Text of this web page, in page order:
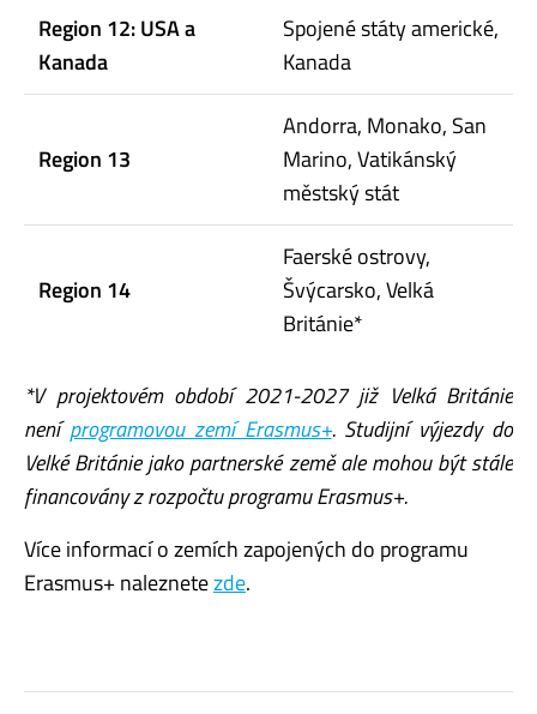
Region 12: USA a
Kanada
Spojené státy americké,
Kanada
Region 13
Andorra, Monako, San
Marino, Vatikánský
městský stát
Region 14
Faerské ostrovy,
Švýcarsko, Velká
Británie*
*V projektovém období 2021-2027 již Velká Británie
neníprogramovou zemí Erasmus+. Studijní výjezdy do
Velké Británie jako partnerské země ale mohou být stále
financovány z rozpočtu programu Erasmus+.
Více informací o zemích zapojených do programu
Erasmus+ naleznetezde.